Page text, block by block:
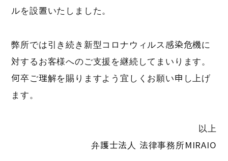
ルを設置いたしました。
弊所では引き続き新型コロナウィルス感染危機に
対するお客様へのご支援を継続してまいります。
何卒ご理解を賜りますよう宜しくお願い申し上げ
ます。
以上
弁護士法人 法律事務所MIRAIO